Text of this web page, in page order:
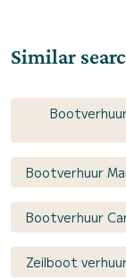
Similar
Bootverhuur
Bootverhuur
Zeilboot